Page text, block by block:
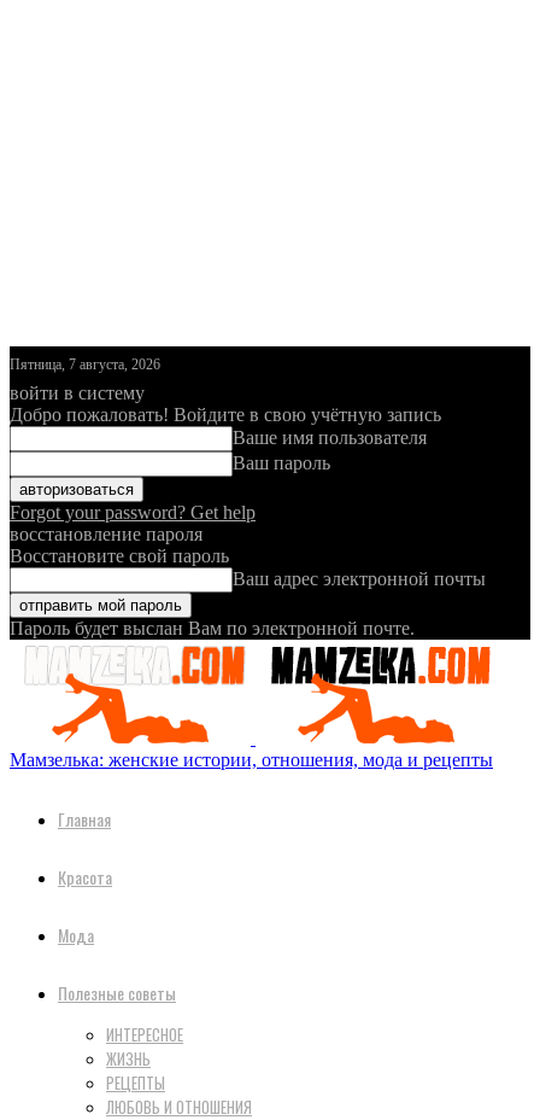
Пятница, 7 августа, 2026
войти в систему
Добро пожаловать! Войдите в свою учётную запись
Ваше имя пользователя
Ваш пароль
Forgot your password? Get help
восстановление пароля
Восстановите свой пароль
Ваш адрес электронной почты
Пароль будет выслан Вам по электронной почте.
Мамзелька: женские истории, отношения, мода и рецепты
Главная
Красота
Мода
Полезные советы
ИНТЕРЕСНОЕ
ЖИЗНЬ
РЕЦЕПТЫ
ЛЮБОВЬ И ОТНОШЕНИЯ